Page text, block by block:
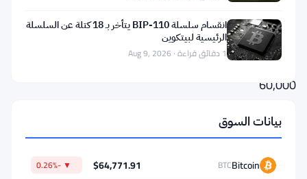
إلى
أقل
من
60,000
وكانت
سريعة.
انقسام سلسلة BIP-110 يتأخر بـ 18 كتلة عن السلسلة
الرئيسية لبيتكوين
1 دقائق قراءة · Aug 9, 2026
بيانات السوق
Bitcoin
BTC
$64,771.91
▼ -0.26%